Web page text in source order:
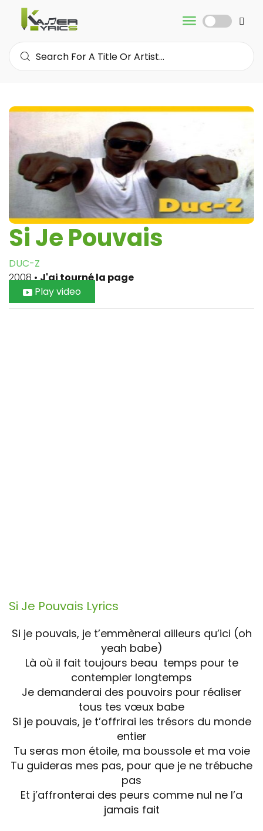
Si Je Pouvais
DUC-Z
2008•J'ai tourné la page
Play video
Si Je Pouvais Lyrics
Si je pouvais, je t’emmènerai ailleurs qu’ici (oh
yeah babe)
Là où il fait toujours beau temps pour te
contempler longtemps
Je demanderai des pouvoirs pour réaliser
tous tes vœux babe
Si je pouvais, je t’offrirai les trésors du monde
entier
Tu seras mon étoile, ma boussole et ma voie
Tu guideras mes pas, pour que je ne trébuche
pas
Et j’affronterai des peurs comme nul ne l’a
jamais fait